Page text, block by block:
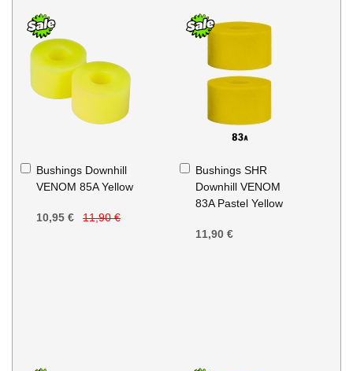
Bushings Downhill
VENOM 85A Yellow
10,95 € 11,90 €
Ajouter
au
panier
Bushings SHR
Downhill VENOM
83A Pastel Yellow
11,90 €
Ajouter
au
panier